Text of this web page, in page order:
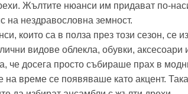
Жълтите нюанси им придават по-
на нездравословна земност.
които са в полза през този сезон, се
видове облекла, обувки, аксесоари
че досега просто събираше прах в
на време се появяваше като акцент.